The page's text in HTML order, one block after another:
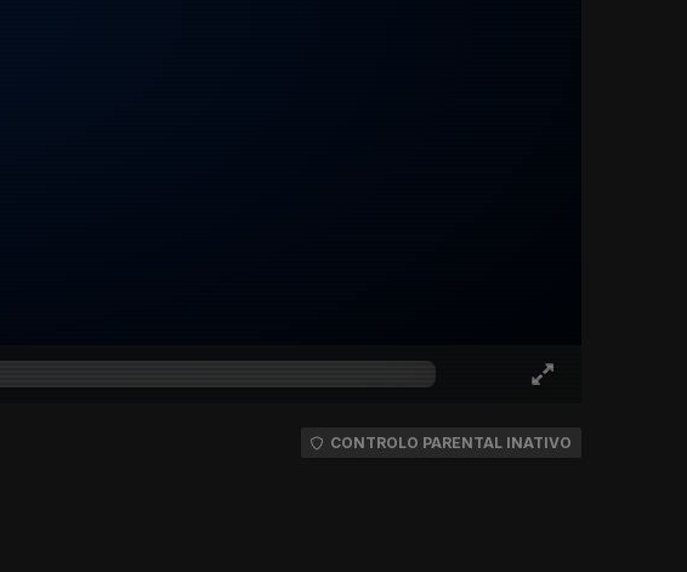
CONTROLO PARENTAL INATIVO